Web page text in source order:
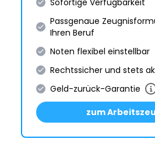
Sofortige Verfügbarkeit
Passgenaue
Ihren Beruf
Noten flexibel einstellbar
Rechtssicher und stets
Geld-zurück-Garantie
zum